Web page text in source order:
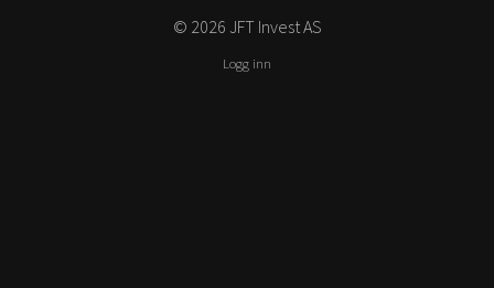
© 2026 JFT Invest AS
Logg inn